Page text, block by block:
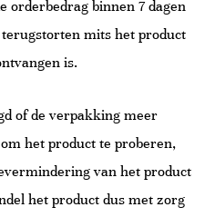
orderbedrag binnen 7 dagen
mits het product
is.
of de verpakking meer
het product te proberen,
van het product
het product dus met zorg